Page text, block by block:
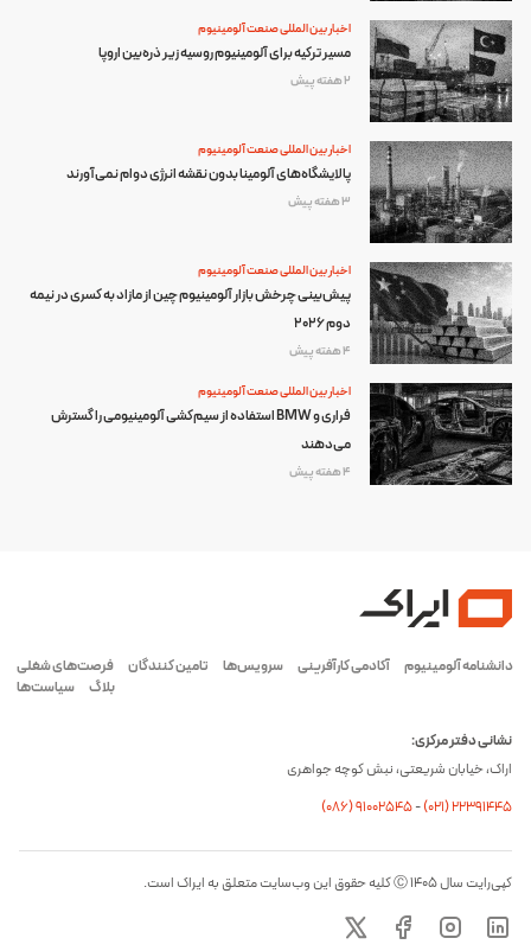
اخبار بین المللی صنعت آلومینیوم
مسیر ترکیه برای آلومینیوم روسیه زیر ذره‌بین اروپا
2 هفته پیش
اخبار بین المللی صنعت آلومینیوم
پالایشگاه‌های آلومینا بدون نقشه انرژی دوام نمی‌آورند
3 هفته پیش
اخبار بین المللی صنعت آلومینیوم
پیش‌بینی چرخش بازار آلومینیوم چین از مازاد به کسری در نیمه
دوم ۲۰۲۶
4 هفته پیش
اخبار بین المللی صنعت آلومینیوم
فراری و BMW استفاده از سیم‌کشی آلومینیومی را گسترش
می‌دهند
4 هفته پیش
دانشنامه آلومینیوم آکادمی کارآفرینی سرویس‌ها تامین کنندگان
فرصت‌های شغلی
بلاگ
سیاست‌ها
نشانی دفتر مرکزی:
اراک، خیابان شریعتی، نبش کوچه جواهری
(۰۸۶) ۹۱۰۰۲۵۴۵-(۰21) 22391445
کپی‌رایت سال ۱۴۰۵ Ⓒ کلیه حقوق این وب‌سایت متعلق به ایراک است.